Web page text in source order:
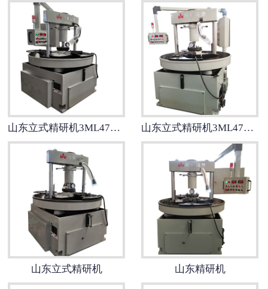
山东立式精研机3ML4780B 山东立式精研机3ML4780D
山东立式精研机 山东精研机